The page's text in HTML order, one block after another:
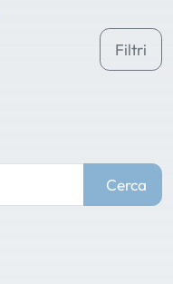
Filtri
Cerca